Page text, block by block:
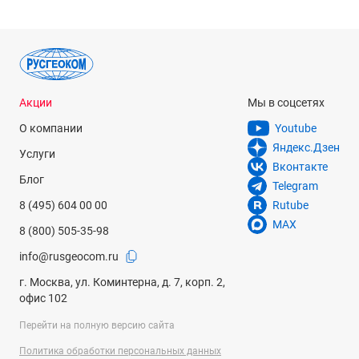
Акции
О компании
Услуги
Блог
8 (495) 604 00 00
8 (800) 505-35-98
info@rusgeocom.ru
г. Москва, ул. Коминтерна, д. 7, корп. 2,
офис 102
Мы в соцсетях
Youtube
Яндекс.Дзен
Вконтакте
Telegram
Rutube
MAX
Перейти на полную версию сайта
Политика обработки персональных данных